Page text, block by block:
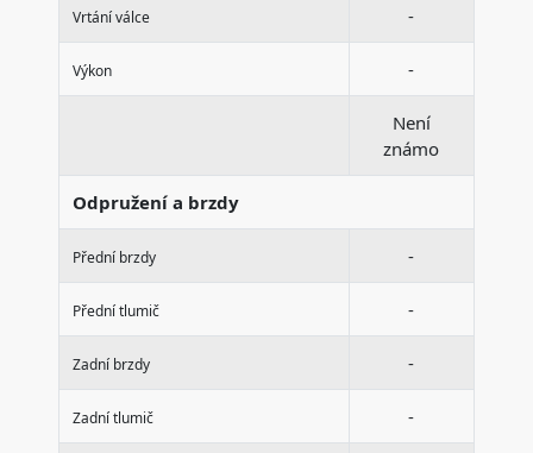
Vrtání válce -
Výkon -
Není
známo
Odpružení a brzdy
Přední brzdy -
Přední tlumič -
Zadní brzdy -
Zadní tlumič -